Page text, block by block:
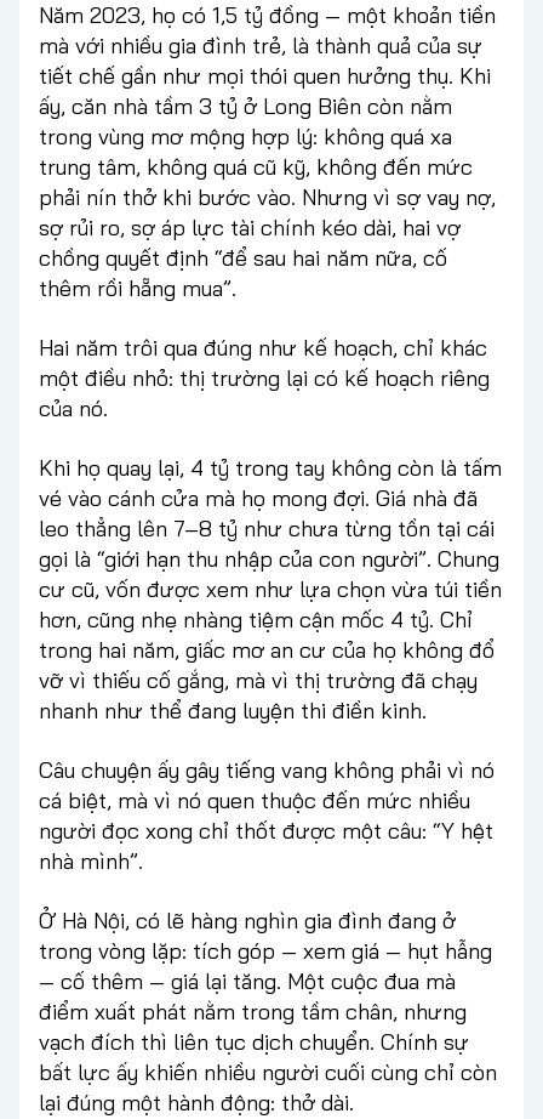
Năm 2023, họ có 1,5 tỷ đồng — một khoản tiền
mà với nhiều gia đình trẻ, là thành quả của sự
tiết chế gần như mọi thói quen hưởng thụ. Khi
ấy, căn nhà tầm 3 tỷ ở Long Biên còn nằm
trong vùng mơ mộng hợp lý: không quá xa
trung tâm, không quá cũ kỹ, không đến mức
phải nín thở khi bước vào. Nhưng vì sợ vay nợ,
sợ rủi ro, sợ áp lực tài chính kéo dài, hai vợ
chồng quyết định “để sau hai năm nữa, cố
thêm rồi hẵng mua”.
Hai năm trôi qua đúng như kế hoạch, chỉ khác
một điều nhỏ: thị trường lại có kế hoạch riêng
của nó.
Khi họ quay lại, 4 tỷ trong tay không còn là tấm
vé vào cánh cửa mà họ mong đợi. Giá nhà đã
leo thẳng lên 7–8 tỷ như chưa từng tồn tại cái
gọi là “giới hạn thu nhập của con người”. Chung
cư cũ, vốn được xem như lựa chọn vừa túi tiền
hơn, cũng nhẹ nhàng tiệm cận mốc 4 tỷ. Chỉ
trong hai năm, giấc mơ an cư của họ không đổ
vỡ vì thiếu cố gắng, mà vì thị trường đã chạy
nhanh như thể đang luyện thi điền kinh.
Câu chuyện ấy gây tiếng vang không phải vì nó
cá biệt, mà vì nó quen thuộc đến mức nhiều
người đọc xong chỉ thốt được một câu: “Y hệt
nhà mình”.
Ở Hà Nội, có lẽ hàng nghìn gia đình đang ở
trong vòng lặp: tích góp — xem giá — hụt hẫng
— cố thêm — giá lại tăng. Một cuộc đua mà
điểm xuất phát nằm trong tầm chân, nhưng
vạch đích thì liên tục dịch chuyển. Chính sự
bất lực ấy khiến nhiều người cuối cùng chỉ còn
lại đúng một hành động: thở dài.